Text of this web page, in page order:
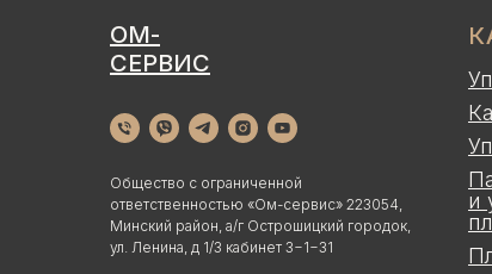
ОМ-
СЕРВИС
Общество с ограниченной
ответственностью «Ом-сервис» 223054,
Минский район, а/г Острошицкий городок,
ул. Ленина, д 1/3 кабинет 3−1−31
и